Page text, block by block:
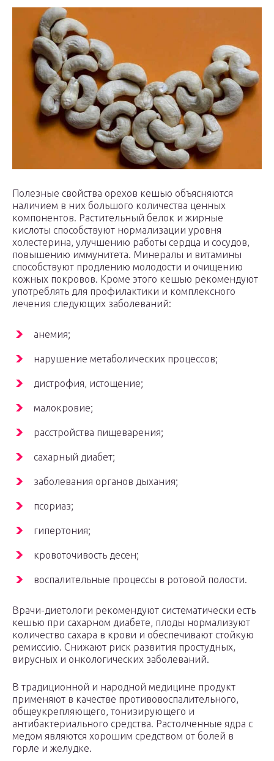
Полезные свойства орехов кешью объясняются
наличием в них большого количества ценных
компонентов. Растительный белок и жирные
кислоты способствуют нормализации уровня
холестерина, улучшению работы сердца и сосудов,
повышению иммунитета. Минералы и витамины
способствуют продлению молодости и очищению
кожных покровов. Кроме этого кешью рекомендуют
употреблять для профилактики и комплексного
лечения следующих заболеваний:
анемия;
нарушение метаболических процессов;
дистрофия, истощение;
малокровие;
расстройства пищеварения;
сахарный диабет;
заболевания органов дыхания;
псориаз;
гипертония;
кровоточивость десен;
воспалительные процессы в ротовой полости.
Врачи-диетологи рекомендуют систематически есть
кешью при сахарном диабете, плоды нормализуют
количество сахара в крови и обеспечивают стойкую
ремиссию. Снижают риск развития простудных,
вирусных и онкологических заболеваний.
В традиционной и народной медицине продукт
применяют в качестве противовоспалительного,
общеукрепляющего, тонизирующего и
антибактериального средства. Растолченные ядра с
медом являются хорошим средством от болей в
горле и желудке.